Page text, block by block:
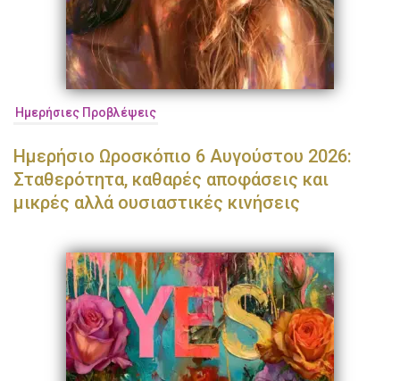
Ημερήσιες Προβλέψεις
Ημερήσιο Ωροσκόπιο 6 Αυγούστου 2026:
Σταθερότητα, καθαρές αποφάσεις και
μικρές αλλά ουσιαστικές κινήσεις